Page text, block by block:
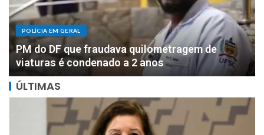
POLÍCIA EM GERAL
DOIS MILHÕES: PF apreende R$ 2 milhões com
motorista de parlamentar federal de Rondônia
ÚLTIMAS